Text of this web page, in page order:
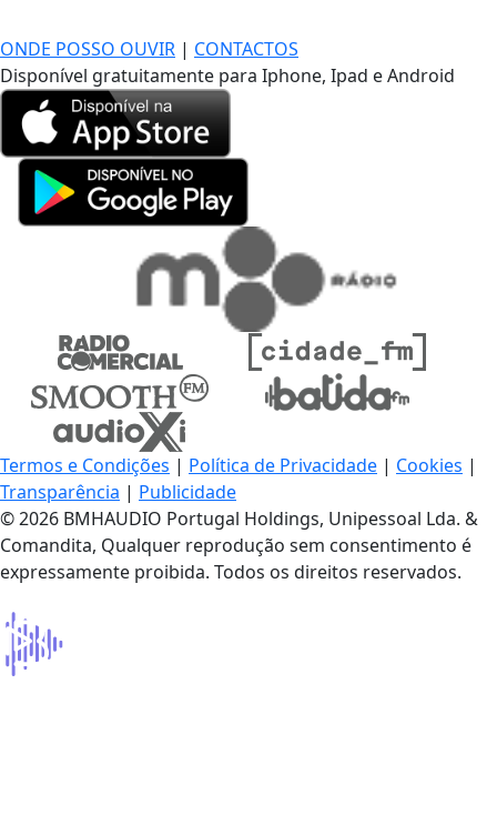
ONDE POSSO OUVIR | CONTACTOS
Disponível gratuitamente para Iphone, Ipad e Android
Termos e Condições | Política de Privacidade | Cookies |
Transparência | Publicidade
© 2026 BMHAUDIO Portugal Holdings, Unipessoal Lda. &
Comandita, Qualquer reprodução sem consentimento é
expressamente proibida. Todos os direitos reservados.